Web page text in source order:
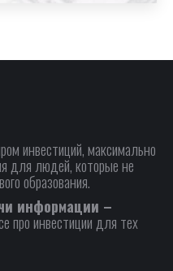
инвестиций, максимально
для людей, которые не
образования.
информации –
про инвестиции для тех